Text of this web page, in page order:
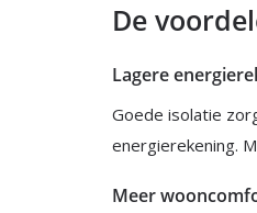
De
Lagere
Goede isolatie
energierekening.
Meer